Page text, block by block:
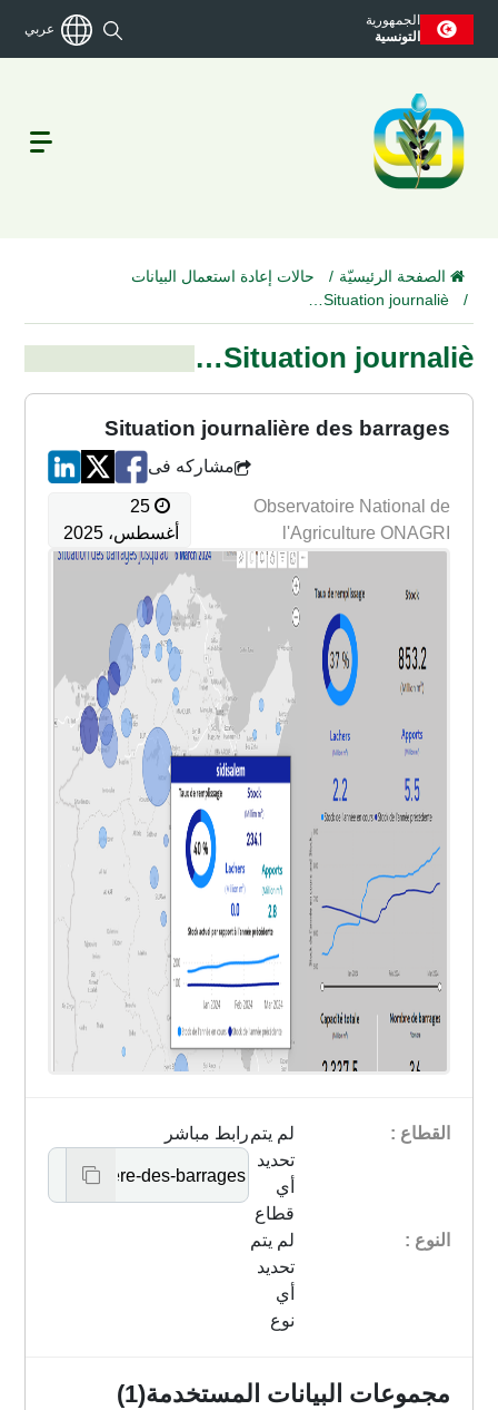
الجمهورية
التونسية
عربي
الصفحة الرئيسيّة
حالات إعادة استعمال البيانات
Situation journaliè…
Situation journaliè…
Situation journalière des barrages
مشاركه فى
Observatoire National de
l'Agriculture ONAGRI
25
أغسطس، 2025
القطاع :
لم يتم
تحديد
أي
قطاع
النوع :
لم يتم
تحديد
أي
نوع
رابط مباشر
مجموعات البيانات المستخدمة(1)